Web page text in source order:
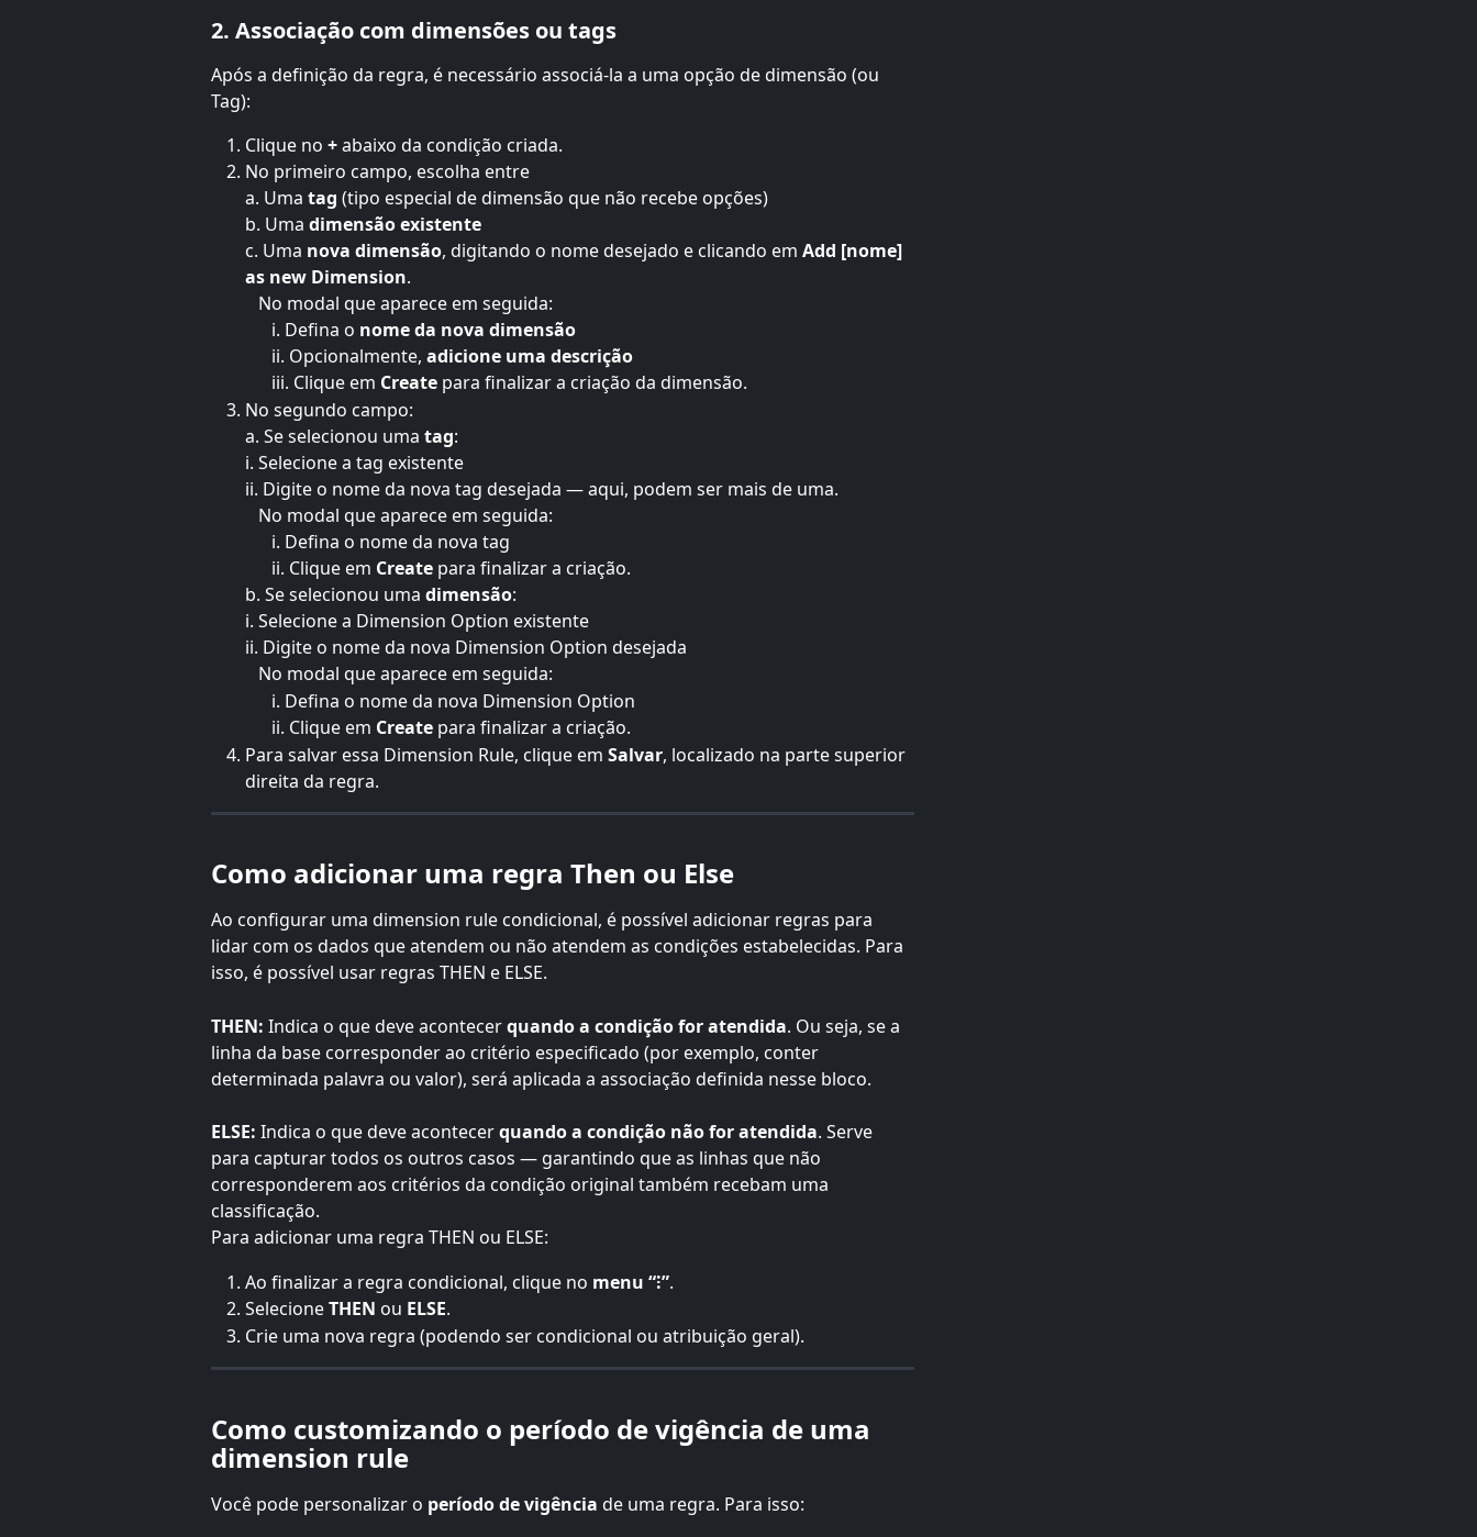
2. Associação com dimensões ou tags
Após a definição da regra, é necessário associá-la a uma opção de dimensão (ou
Tag):
Clique no + abaixo da condição criada.
No primeiro campo, escolha entre
a. Uma tag (tipo especial de dimensão que não recebe opções)
b. Uma dimensão existente
c. Uma nova dimensão, digitando o nome desejado e clicando em Add [nome]
as new Dimension.
   No modal que aparece em seguida:
      i. Defina o
nome da nova dimensão
      ii. Opcionalmente,
adicione uma descrição
      iii. Clique em
Create para finalizar a criação da dimensão.
No segundo campo:
a. Se selecionou uma tag:
i. Selecione a tag existente
ii. Digite o nome da nova tag desejada — aqui, podem ser mais de uma.
   No modal que aparece em seguida:
      i. Defina o
nome da nova tag
      ii. Clique em
Create para finalizar a criação.
b. Se selecionou uma dimensão:
i. Selecione a Dimension Option existente
ii. Digite o nome da nova Dimension Option desejada
   No modal que aparece em seguida:
      i. Defina o
nome da nova Dimension Option
      ii. Clique em
Create para finalizar a criação.
Para salvar essa Dimension Rule, clique em Salvar, localizado na parte superior
direita da regra.
Como adicionar uma regra Then ou Else
Ao configurar uma dimension rule condicional, é possível adicionar regras para
lidar com os dados que atendem ou não atendem as condições estabelecidas. Para
isso, é possível usar regras THEN e ELSE.
THEN: Indica o que deve acontecer quando a condição for atendida. Ou seja, se a
linha da base corresponder ao critério especificado (por exemplo, conter
determinada palavra ou valor), será aplicada a associação definida nesse bloco.
ELSE: Indica o que deve acontecer quando a condição não for atendida. Serve
para capturar todos os outros casos — garantindo que as linhas que não
corresponderem aos critérios da condição original também recebam uma
classificação.
Para adicionar uma regra THEN ou ELSE:
Ao finalizar a regra condicional, clique no menu “⁝”.
Selecione THEN ou ELSE.
Crie uma nova regra (podendo ser condicional ou atribuição geral).
Como customizando o período de vigência de uma
dimension rule
Você pode personalizar o período de vigência de uma regra. Para isso: